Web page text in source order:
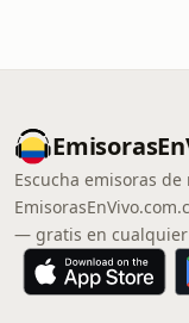
Escucha emisoras
— gratis en